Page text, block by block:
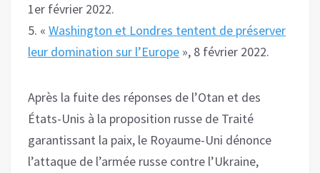
1er février 2022.
5. « Washington et Londres tentent de préserver
leur domination sur l’Europe », 8 février 2022.
Après la fuite des réponses de l’Otan et des
États-Unis à la proposition russe de Traité
garantissant la paix, le Royaume-Uni dénonce
l’attaque de l’armée russe contre l’Ukraine,